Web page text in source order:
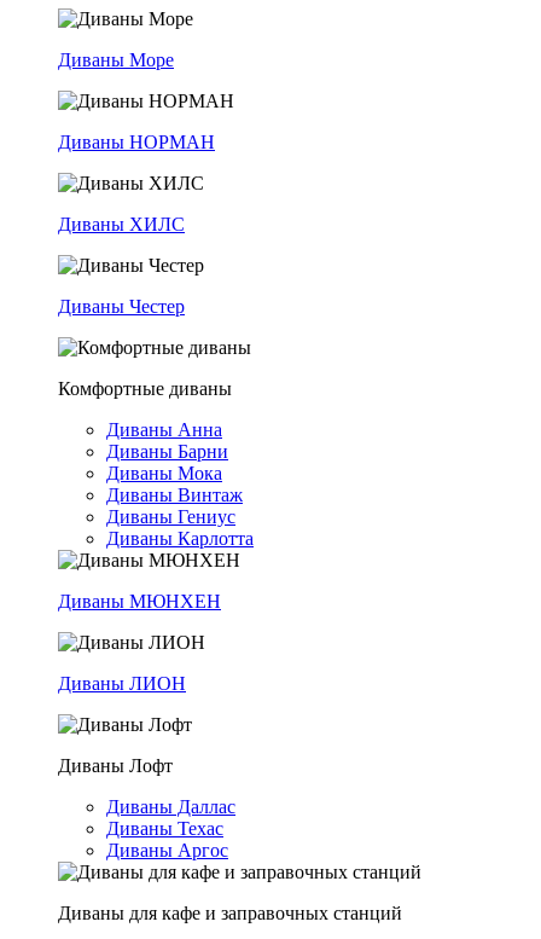
Диваны Море
Диваны НОРМАН
Диваны ХИЛС
Диваны Честер
Комфортные диваны
Диваны Анна
Диваны Барни
Диваны Мока
Диваны Винтаж
Диваны Гениус
Диваны Карлотта
Диваны МЮНХЕН
Диваны ЛИОН
Диваны Лофт
Диваны Даллас
Диваны Техас
Диваны Аргос
Диваны для кафе и заправочных станций